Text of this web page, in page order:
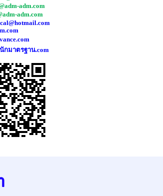
adm.com
adm.com
กมาตรฐาน.com